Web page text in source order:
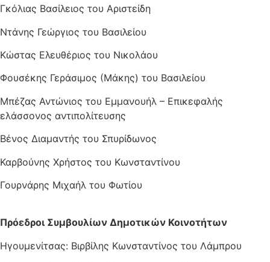
Γκόλιας Βασίλειος του Αριστείδη
Ντάνης Γεώργιος του Βασιλείου
Κώστας Ελευθέριος του Νικολάου
Φουσέκης Γεράσιμος (Μάκης) του Βασιλείου
Μπέζας Αντώνιος του Εμμανουήλ – Επικεφαλής
ελάσσονος αντιπολίτευσης
Βένος Διαμαντής του Σπυρίδωνος
Καρβούνης Χρήστος του Κωνσταντίνου
Γουρνάρης Μιχαήλ του Φωτίου
Πρόεδροι Συμβουλίων Δημοτικών Κοινοτήτων
Ηγουμενίτσας: Βιρβίλης Κωνσταντίνος του Λάμπρου